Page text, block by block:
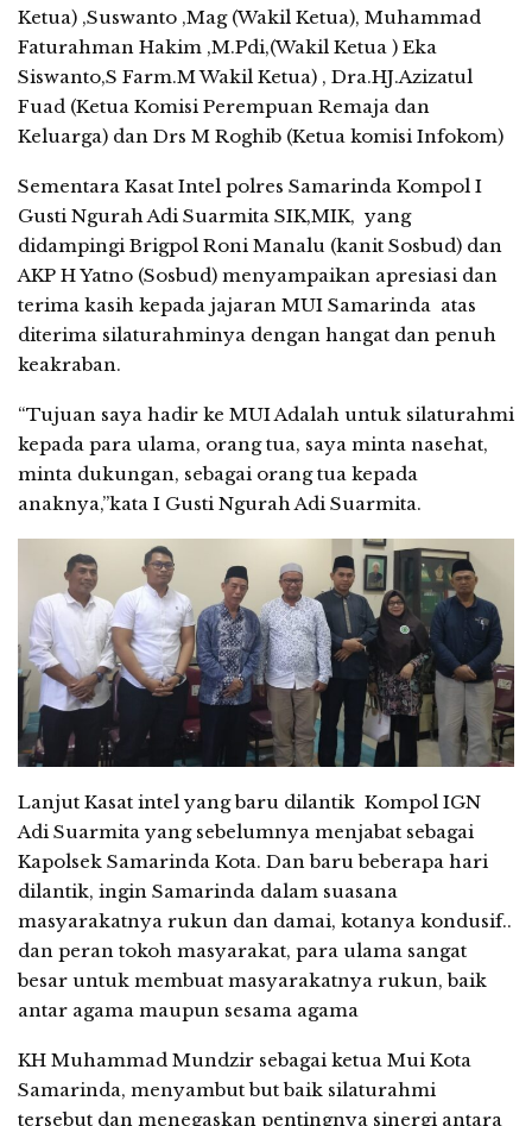
Ketua) ,Suswanto ,Mag (Wakil Ketua), Muhammad
Faturahman Hakim ,M.Pdi,(Wakil Ketua ) Eka
Siswanto,S Farm.M Wakil Ketua) , Dra.HJ.Azizatul
Fuad (Ketua Komisi Perempuan Remaja dan
Keluarga) dan Drs M Roghib (Ketua komisi Infokom)
Sementara Kasat Intel polres Samarinda Kompol I
Gusti Ngurah Adi Suarmita SIK,MIK, yang
didampingi Brigpol Roni Manalu (kanit Sosbud) dan
AKP H Yatno (Sosbud) menyampaikan apresiasi dan
terima kasih kepada jajaran MUI Samarinda atas
diterima silaturahminya dengan hangat dan penuh
keakraban.
“Tujuan saya hadir ke MUI Adalah untuk silaturahmi
kepada para ulama, orang tua, saya minta nasehat,
minta dukungan, sebagai orang tua kepada
anaknya,”kata I Gusti Ngurah Adi Suarmita.
Lanjut Kasat intel yang baru dilantik Kompol IGN
Adi Suarmita yang sebelumnya menjabat sebagai
Kapolsek Samarinda Kota. Dan baru beberapa hari
dilantik, ingin Samarinda dalam suasana
masyarakatnya rukun dan damai, kotanya kondusif..
dan peran tokoh masyarakat, para ulama sangat
besar untuk membuat masyarakatnya rukun, baik
antar agama maupun sesama agama
KH Muhammad Mundzir sebagai ketua Mui Kota
Samarinda, menyambut but baik silaturahmi
tersebut dan menegaskan pentingnya sinergi antara